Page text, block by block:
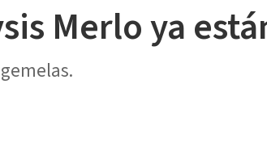
Merlo ya